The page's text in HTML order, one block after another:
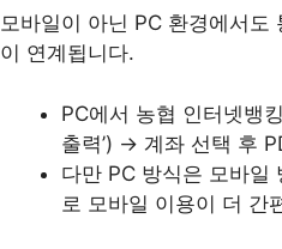
모바일이 아닌 PC 환경에서도
이 연계됩니다.
PC에서 농협 인터넷뱅
출력’) → 계좌 선택 후
다만 PC 방식은 모바일
로 모바일 이용이 더 간